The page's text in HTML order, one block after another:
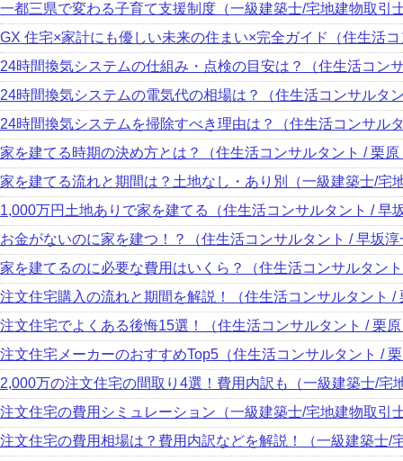
一都三県で変わる子育て支援制度（一級建築士/宅地建物取
GX 住宅×家計にも優しい未来の住まい×完全ガイド（住生活
24時間換気システムの仕組み・点検の目安は？（住生活コン
24時間換気システムの電気代の相場は？（住生活コンサルタ
24時間換気システムを掃除すべき理由は？（住生活コンサル
家を建てる時期の決め方とは？（住生活コンサルタント / 栗原
家を建てる流れと期間は？土地なし・あり別（一級建築士/
1,000万円土地ありで家を建てる（住生活コンサルタント / 早
お金がないのに家を建つ！？（住生活コンサルタント / 早坂淳
家を建てるのに必要な費用はいくら？（住生活コンサルタン
注文住宅購入の流れと期間を解説！（住生活コンサルタント /
注文住宅でよくある後悔15選！（住生活コンサルタント / 栗
注文住宅メーカーのおすすめTop5（住生活コンサルタント /
2,000万の注文住宅の間取り4選！費用内訳も（一級建築士/
注文住宅の費用シミュレーション（一級建築士/宅地建物取
注文住宅の費用相場は？費用内訳などを解説！（一級建築